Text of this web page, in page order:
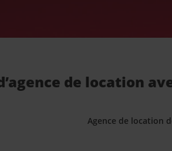
de location
Agence de location